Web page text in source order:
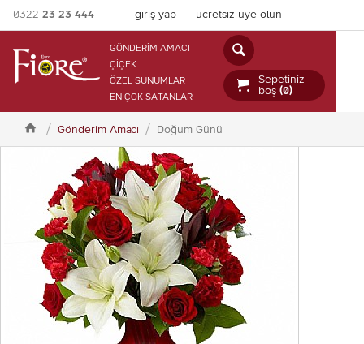
0322 23 23 444 giriş yap ücretsiz üye olun
GÖNDERİM AMACI
ÇİÇEK
ÖZEL SUNUMLAR
EN ÇOK SATANLAR


Sepetiniz
boş (0)
 Gönderim Amacı Doğum Günü